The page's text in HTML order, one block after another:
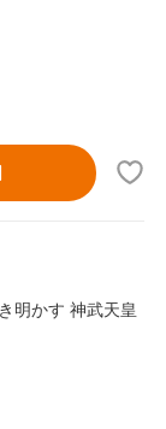
明かす 神武天皇